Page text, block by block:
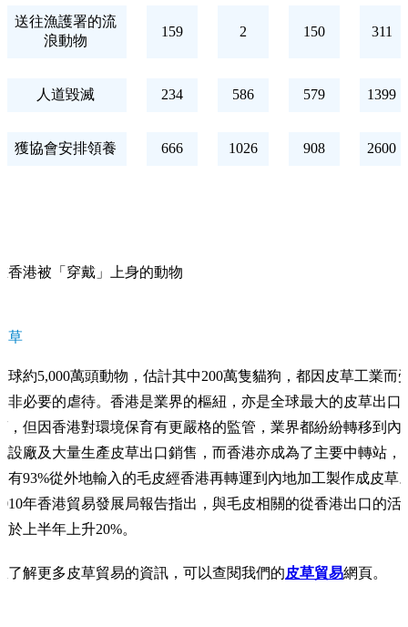
送往漁護署的流
浪動物
159 2 150 311
人道毀滅 234 586 579 1399
獲協會安排領養 666 1026 908 2600
香港被「穿戴」上身的動物
草
球約5,000萬頭動物，估計其中200萬隻貓狗，都因皮草工業而
非必要的虐待。香港是業界的樞紐，亦是全球最大的皮草出口
，但因香港對環境保育有更嚴格的監管，業界都紛紛轉移到內
設廠及大量生產皮草出口銷售，而香港亦成為了主要中轉站，
有93%從外地輸入的毛皮經香港再轉運到內地加工製作成皮草
年香港貿易發展局報告指出，與毛皮相關的從香港出口的活
於上半年上升20%。
了解更多皮草貿易的資訊，可以查閱我們的皮草貿易網頁。